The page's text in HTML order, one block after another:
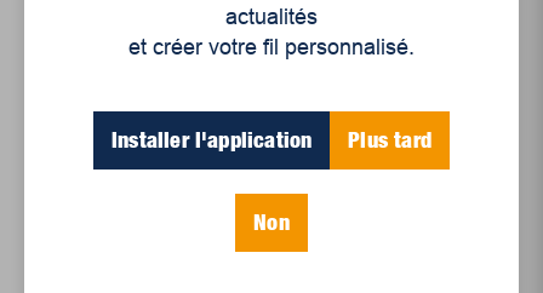
Un siècle de Mauriciennes dans la presse
Juillet 2026
Le sport professionnel féminin : en mouvement,
Et les politiques peinent à suivre
actualités
et créer votre fil personnalisé.
Installer l'application Plus tard
Non